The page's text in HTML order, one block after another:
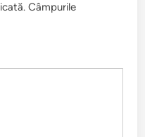
Câmpurile